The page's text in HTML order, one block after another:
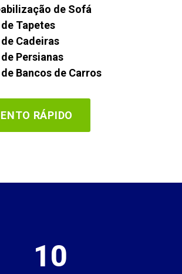
de Sofá
Tapetes
Cadeiras
Persianas
Bancos de Carros
RÁPIDO
10